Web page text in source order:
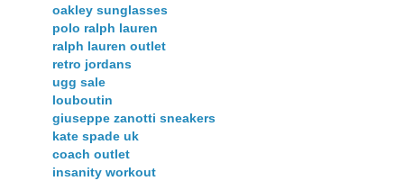
oakley sunglasses
polo ralph lauren
ralph lauren outlet
retro jordans
ugg sale
louboutin
giuseppe zanotti sneakers
kate spade uk
coach outlet
insanity workout